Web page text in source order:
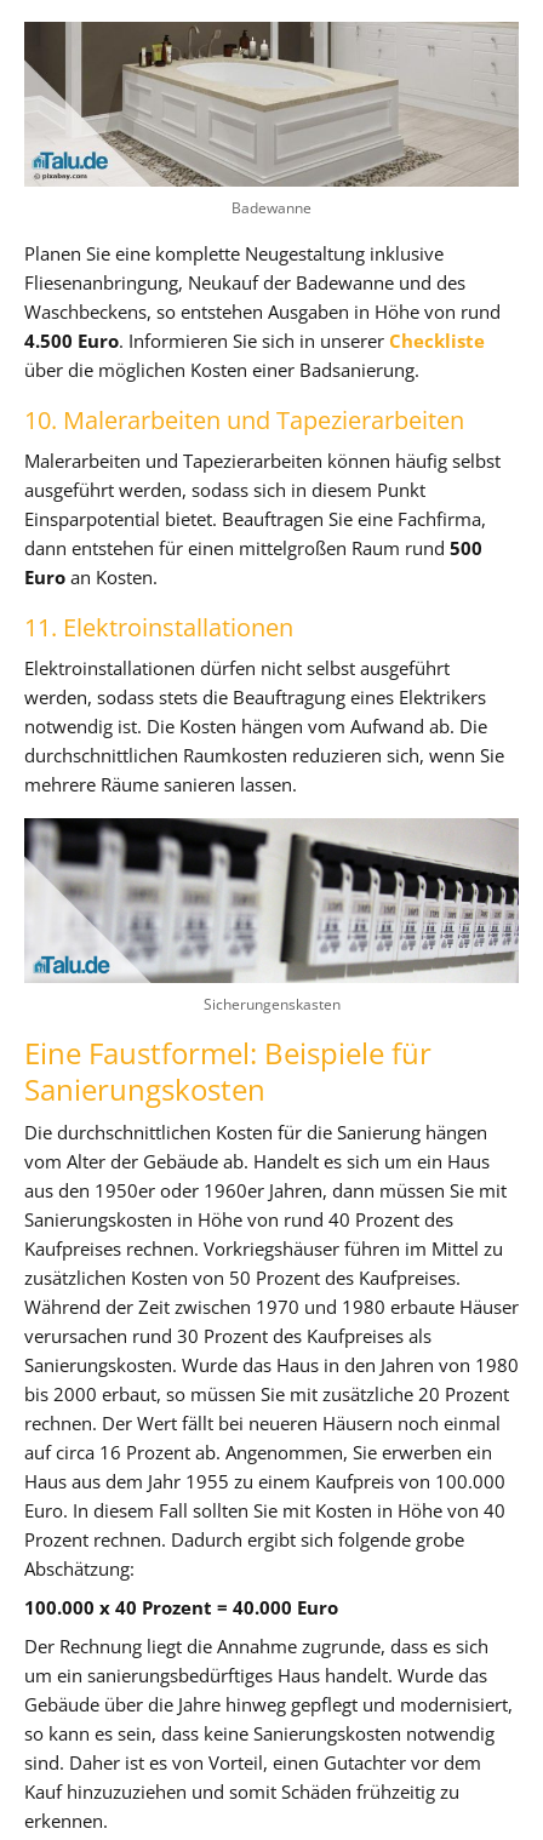
Badewanne
Planen Sie eine komplette Neugestaltung inklusive
Fliesenanbringung, Neukauf der Badewanne und des
Waschbeckens, so entstehen Ausgaben in Höhe von rund
4.500 Euro. Informieren Sie sich in unserer Checkliste
über die möglichen Kosten einer Badsanierung.
10. Malerarbeiten und Tapezierarbeiten
Malerarbeiten und Tapezierarbeiten können häufig selbst
ausgeführt werden, sodass sich in diesem Punkt
Einsparpotential bietet. Beauftragen Sie eine Fachfirma,
dann entstehen für einen mittelgroßen Raum rund 500
Euro an Kosten.
11. Elektroinstallationen
Elektroinstallationen dürfen nicht selbst ausgeführt
werden, sodass stets die Beauftragung eines Elektrikers
notwendig ist. Die Kosten hängen vom Aufwand ab. Die
durchschnittlichen Raumkosten reduzieren sich, wenn Sie
mehrere Räume sanieren lassen.
Sicherungenskasten
Eine Faustformel: Beispiele für
Sanierungskosten
Die durchschnittlichen Kosten für die Sanierung hängen
vom Alter der Gebäude ab. Handelt es sich um ein Haus
aus den 1950er oder 1960er Jahren, dann müssen Sie mit
Sanierungskosten in Höhe von rund 40 Prozent des
Kaufpreises rechnen. Vorkriegshäuser führen im Mittel zu
zusätzlichen Kosten von 50 Prozent des Kaufpreises.
Während der Zeit zwischen 1970 und 1980 erbaute Häuser
verursachen rund 30 Prozent des Kaufpreises als
Sanierungskosten. Wurde das Haus in den Jahren von 1980
bis 2000 erbaut, so müssen Sie mit zusätzliche 20 Prozent
rechnen. Der Wert fällt bei neueren Häusern noch einmal
auf circa 16 Prozent ab. Angenommen, Sie erwerben ein
Haus aus dem Jahr 1955 zu einem Kaufpreis von 100.000
Euro. In diesem Fall sollten Sie mit Kosten in Höhe von 40
Prozent rechnen. Dadurch ergibt sich folgende grobe
Abschätzung:
100.000 x 40 Prozent = 40.000 Euro
Der Rechnung liegt die Annahme zugrunde, dass es sich
um ein sanierungsbedürftiges Haus handelt. Wurde das
Gebäude über die Jahre hinweg gepflegt und modernisiert,
so kann es sein, dass keine Sanierungskosten notwendig
sind. Daher ist es von Vorteil, einen Gutachter vor dem
Kauf hinzuzuziehen und somit Schäden frühzeitig zu
erkennen.